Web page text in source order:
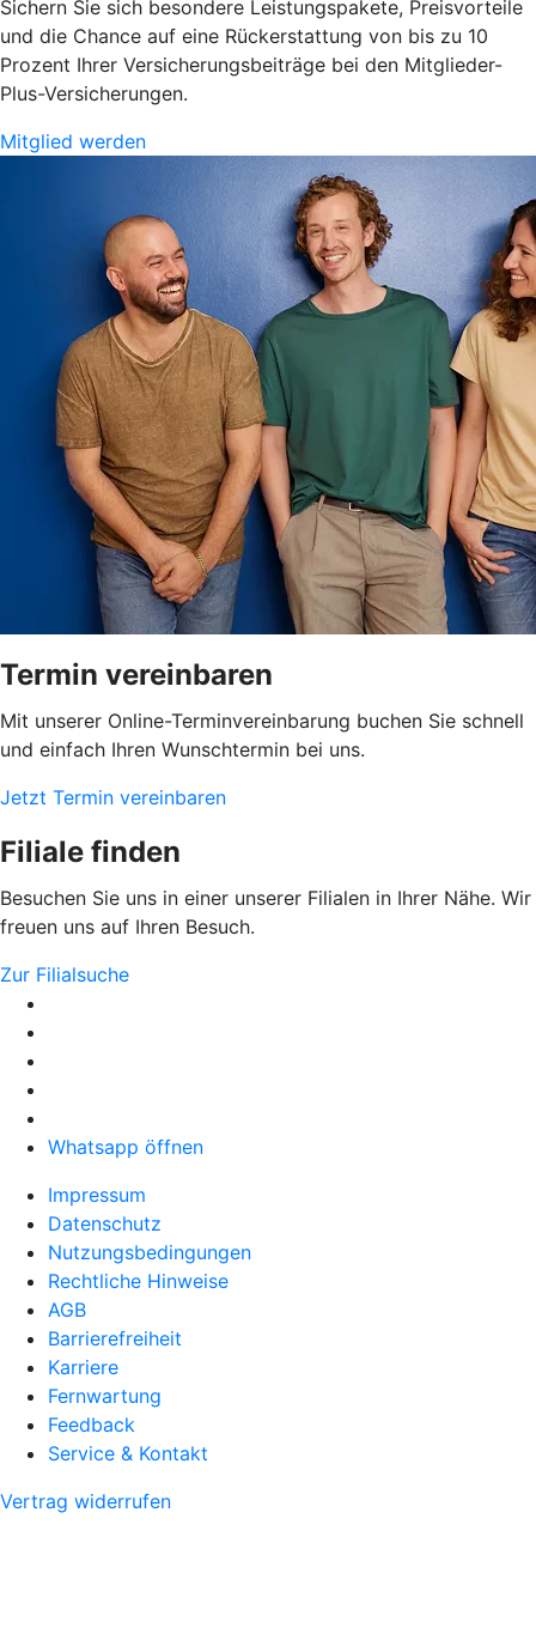
Sichern Sie sich besondere Leistungspakete, Preisvorteile
und die Chance auf eine Rückerstattung von bis zu 10
Prozent Ihrer Versicherungsbeiträge bei den Mitglieder-
Plus-Versicherungen.
Mitglied werden
Termin vereinbaren
Mit unserer Online-Terminvereinbarung buchen Sie schnell
und einfach Ihren Wunschtermin bei uns.
Jetzt Termin vereinbaren
Filiale finden
Besuchen Sie uns in einer unserer Filialen in Ihrer Nähe. Wir
freuen uns auf Ihren Besuch.
Zur Filialsuche
Whatsapp öffnen
Impressum
Datenschutz
Nutzungsbedingungen
Rechtliche Hinweise
AGB
Barrierefreiheit
Karriere
Fernwartung
Feedback
Service & Kontakt
Vertrag widerrufen